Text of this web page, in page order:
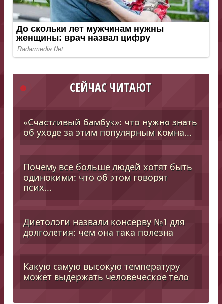
СЕЙЧАС ЧИТАЮТ
«Счастливый бамбук»: что нужно знать
об уходе за этим популярным комна...
Почему все больше людей хотят быть
одинокими: что об этом говорят
псих...
Диетологи назвали консерву №1 для
долголетия: чем она така полезна
Какую самую высокую температуру
может выдержать человеческое тело